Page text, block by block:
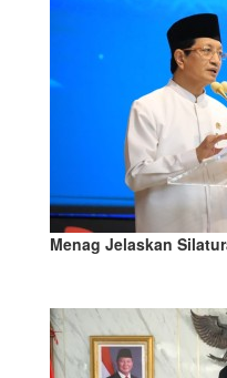
Menag Jelaskan